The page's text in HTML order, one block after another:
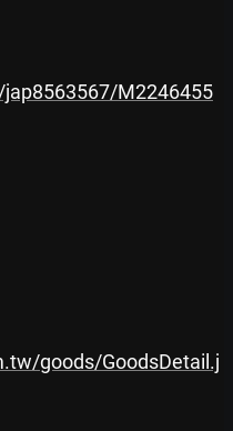
M2246455
goods/GoodsDetail.j